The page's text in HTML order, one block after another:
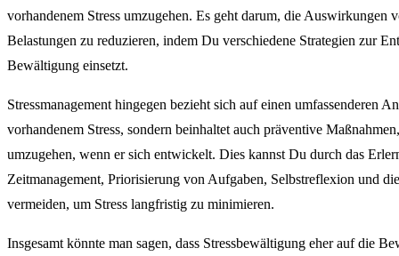
vorhandenem Stress umzugehen. Es geht darum, die Auswirkungen
Belastungen zu reduzieren, indem Du verschiedene Strategien zur
Bewältigung einsetzt.
Stressmanagement hingegen bezieht sich auf einen umfassenderen
vorhandenem Stress, sondern beinhaltet auch präventive
umzugehen, wenn er sich entwickelt. Dies kannst Du durch das
Zeitmanagement, Priorisierung von Aufgaben, Selbstreflexion und
vermeiden, um Stress langfristig zu minimieren.
Insgesamt könnte man sagen, dass Stressbewältigung eher auf die